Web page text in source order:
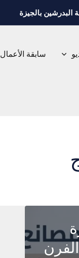
البدرشين بالجيزة
سابقة الأعمال